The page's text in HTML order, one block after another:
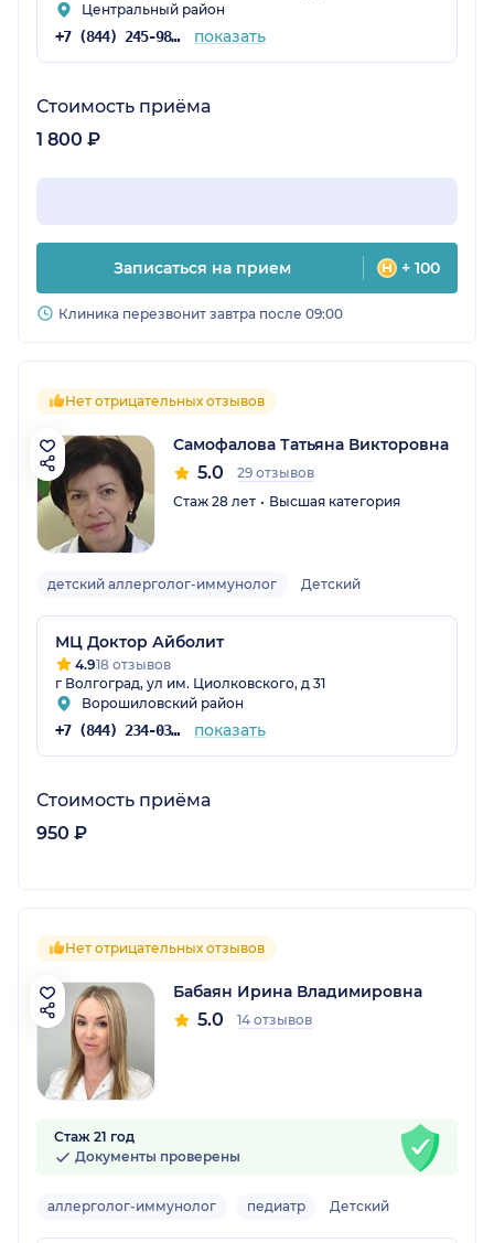
Центральный район
+7 (844) 245-98-54 показать
Стоимость приёма
1 800 ₽
Записаться на прием + 100
Клиника перезвонит завтра после 09:00
Нет отрицательных отзывов
Самофалова Татьяна Викторовна
5.0
29 отзывов
Стаж 28 лет
Высшая категория
детский аллерголог-иммунолог Детский
МЦ Доктор Айболит
4.918 отзывов
г Волгоград, ул им. Циолковского, д 31
Ворошиловский район
+7 (844) 234-03-34 показать
Стоимость приёма
950 ₽
Нет отрицательных отзывов
Бабаян Ирина Владимировна
5.0 14 отзывов
Стаж 21 год
Документы проверены
аллерголог-иммунолог педиатр Детский